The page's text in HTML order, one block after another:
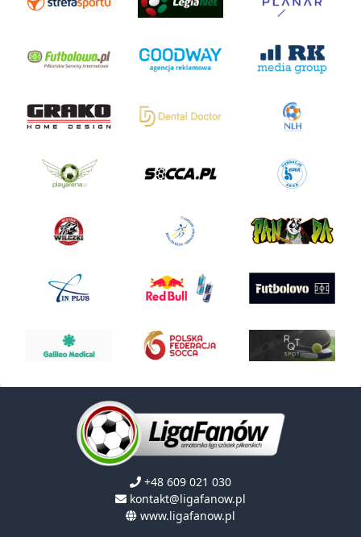
+48 609 021 030
kontakt@ligafanow.pl
www.ligafanow.pl